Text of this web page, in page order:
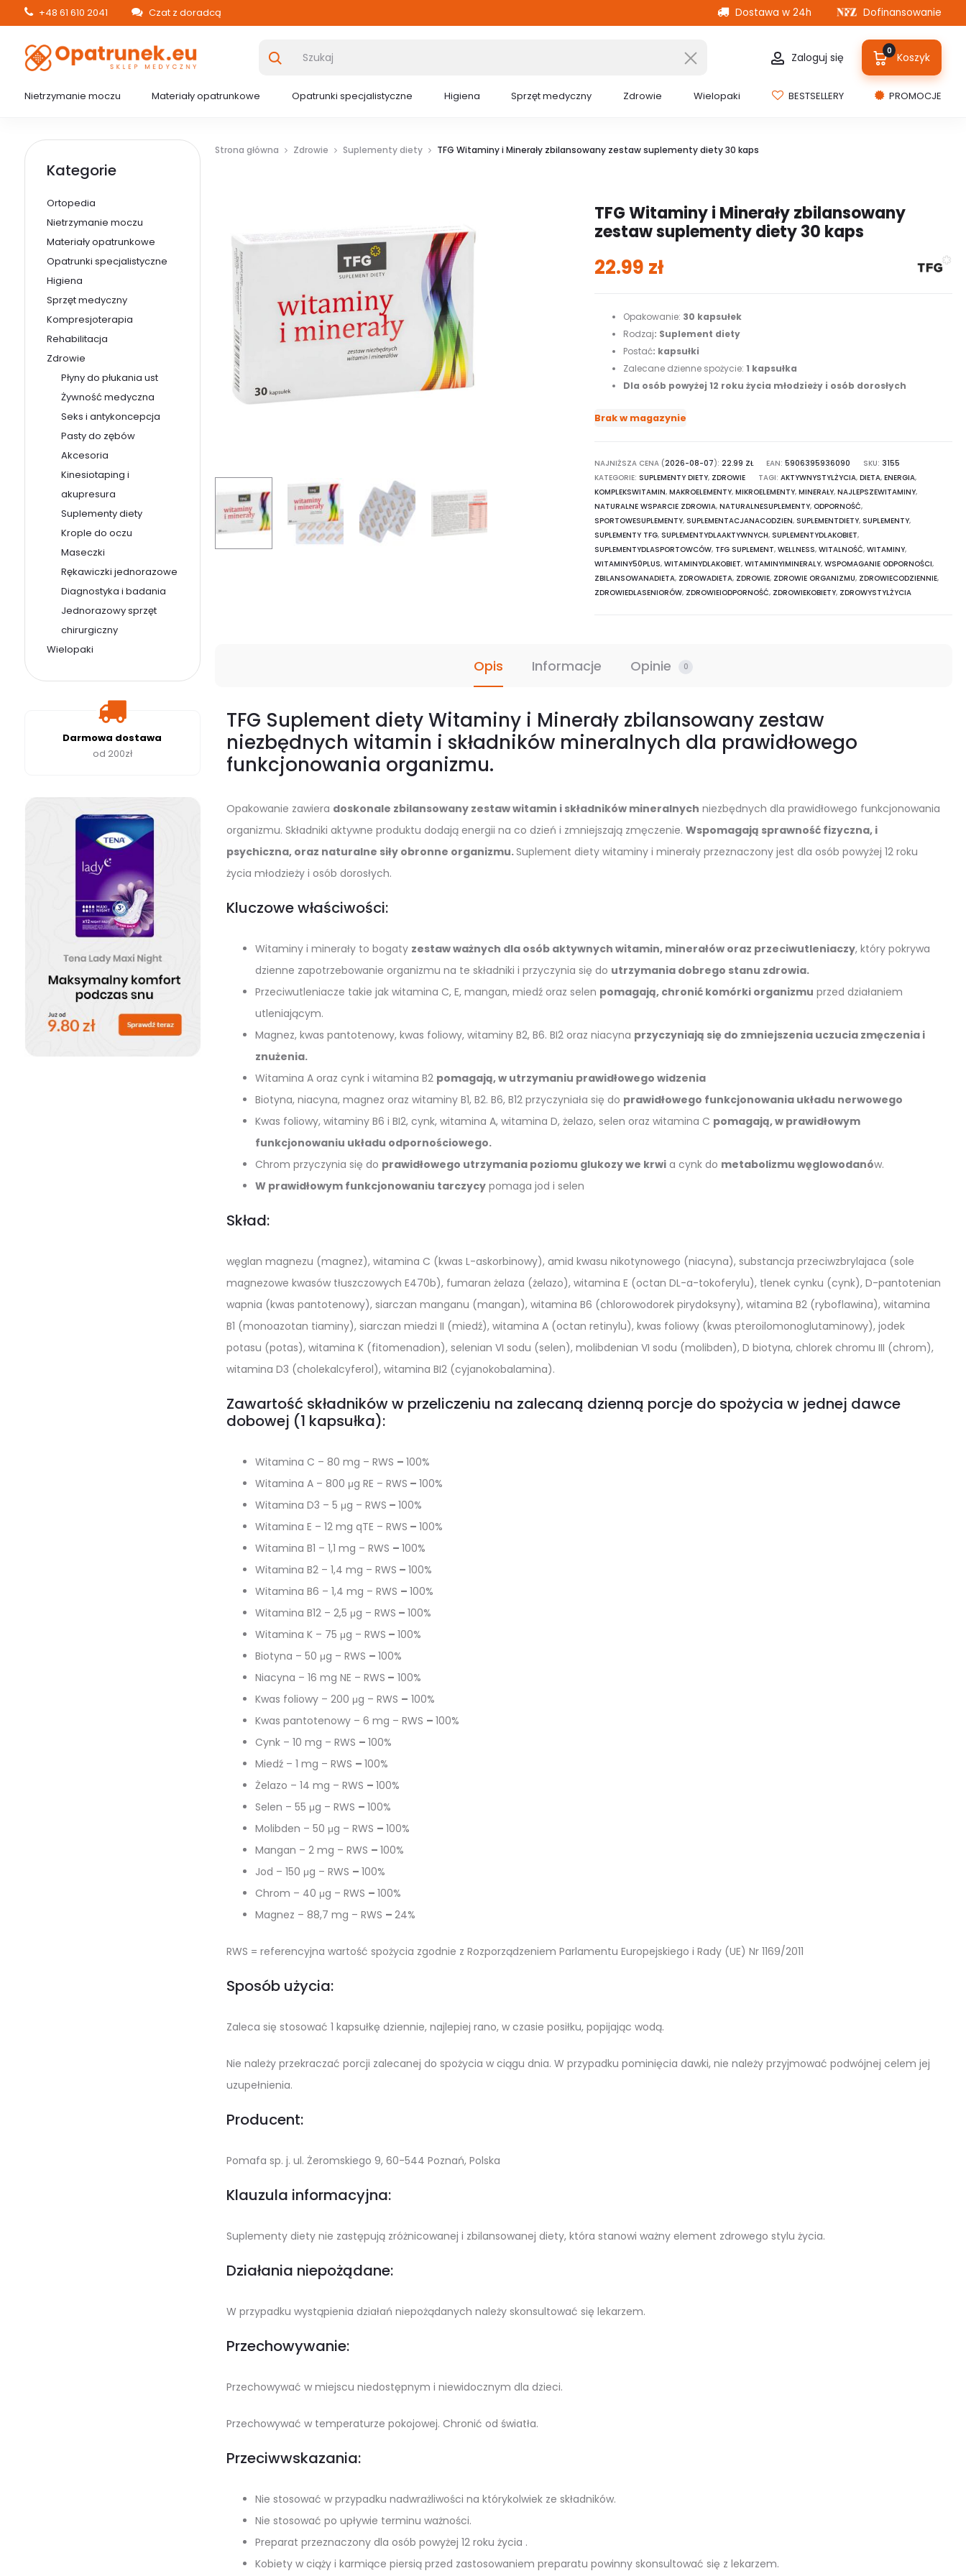
+48 61 610 2041 Czat z doradcą Dostawa w 24h Dofinansowanie
Zaloguj się 0 Koszyk
Nietrzymanie moczu Materiały opatrunkowe Opatrunki specjalistyczne Higiena Sprzęt medyczny Zdrowie Wielopaki BESTSELLERY PROMOCJE
Strona główna Zdrowie Suplementy diety TFG Witaminy i Minerały zbilansowany zestaw suplementy diety 30 kaps
TFG Witaminy i Minerały zbilansowany
zestaw suplementy diety 30 kaps
22.99 zł
Opakowanie: 30 kapsułek
Rodzaj: Suplement diety
Postać: kapsułki
Zalecane dzienne spożycie: 1 kapsułka
Dla osób powyżej 12 roku życia młodzieży i osób dorosłych
Brak w magazynie
NAJNIŻSZA CENA (2026-08-07): 22.99 ZŁ EAN: 5906395936090 SKU: 3155
KATEGORIE: SUPLEMENTY DIETY, ZDROWIE TAGI: AKTYWNYSTYLŻYCIA, DIETA, ENERGIA,
KOMPLEKSWITAMIN, MAKROELEMENTY, MIKROELEMENTY, MINERAŁY, NAJLEPSZEWITAMINY,
NATURALNE WSPARCIE ZDROWIA, NATURALNESUPLEMENTY, ODPORNOŚĆ,
SPORTOWESUPLEMENTY, SUPLEMENTACJANACODZIEN, SUPLEMENTDIETY, SUPLEMENTY,
SUPLEMENTY TFG, SUPLEMENTYDLAAKTYWNYCH, SUPLEMENTYDLAKOBIET,
SUPLEMENTYDLASPORTOWCÓW, TFG SUPLEMENT, WELLNESS, WITALNOŚĆ, WITAMINY,
WITAMINY50PLUS, WITAMINYDLAKOBIET, WITAMINYIMINERALY, WSPOMAGANIE ODPORNOŚCI,
ZBILANSOWANADIETA, ZDROWADIETA, ZDROWIE, ZDROWIE ORGANIZMU, ZDROWIECODZIENNIE,
ZDROWIEDLASENIORÓW, ZDROWIEIODPORNOŚĆ, ZDROWIEKOBIETY, ZDROWYSTYLŻYCIA
Opis Informacje Opinie 0
TFG Suplement diety Witaminy i Minerały zbilansowany zestaw
niezbędnych witamin i składników mineralnych dla prawidłowego
funkcjonowania organizmu.
Opakowanie zawiera doskonale zbilansowany zestaw witamin i składników mineralnych niezbędnych dla prawidłowego funkcjonowania
organizmu. Składniki aktywne produktu dodają energii na co dzień i zmniejszają zmęczenie. Wspomagają sprawność fizyczna, i
psychiczna, oraz naturalne siły obronne organizmu.Suplement diety witaminy i minerały przeznaczony jest dla osób powyżej 12 roku
życia młodzieży i osób dorosłych.
Kluczowe właściwości:
Witaminy i minerały to bogaty zestaw ważnych dla osób aktywnych witamin, minerałów oraz przeciwutleniaczy, który pokrywa
dzienne zapotrzebowanie organizmu na te składniki i przyczynia się do utrzymania dobrego stanu zdrowia.
Przeciwutleniacze takie jak witamina C, E, mangan, miedź oraz selen pomagają, chronić komórki organizmu przed działaniem
utleniającym.
Magnez, kwas pantotenowy, kwas foliowy, witaminy B2, B6. BI2 oraz niacyna przyczyniają się do zmniejszenia uczucia zmęczenia i
znużenia.
Witamina A oraz cynk i witamina B2 pomagają, w utrzymaniu prawidłowego widzenia
Biotyna, niacyna, magnez oraz witaminy B1, B2. B6, B12 przyczyniała się do prawidłowego funkcjonowania układu nerwowego
Kwas foliowy, witaminy B6 i BI2, cynk, witamina A, witamina D, żelazo, selen oraz witamina C pomagają, w prawidłowym
funkcjonowaniu układu odpornościowego.
Chrom przyczynia się do prawidłowego utrzymania poziomu glukozy we krwia cynk do metabolizmu węglowodanów.
W prawidłowym funkcjonowaniu tarczycypomaga jod i selen
Skład:
węglan magnezu (magnez), witamina C (kwas L-askorbinowy), amid kwasu nikotynowego (niacyna), substancja przeciwzbrylajaca (sole
magnezowe kwasów tłuszczowych E470b), fumaran żelaza (żelazo), witamina E (octan DL-a-tokoferylu), tlenek cynku (cynk), D-pantotenian
wapnia (kwas pantotenowy), siarczan manganu (mangan), witamina B6 (chlorowodorek pirydoksyny), witamina B2 (ryboflawina), witamina
B1 (monoazotan tiaminy), siarczan miedzi II (miedź), witamina A (octan retinylu), kwas foliowy (kwas pteroilomonoglutaminowy), jodek
potasu (potas), witamina K (fitomenadion), selenian VI sodu (selen), molibdenian VI sodu (molibden), D biotyna, chlorek chromu III (chrom),
witamina D3 (cholekalcyferol), witamina BI2 (cyjanokobalamina).
Zawartość składników w przeliczeniu na zalecaną dzienną porcje do spożycia w jednej dawce
dobowej (1 kapsułka):
Witamina C – 80 mg – RWS – 100%
Witamina A – 800 μg RE – RWS – 100%
Witamina D3 – 5 μg – RWS – 100%
Witamina E – 12 mg qTE – RWS – 100%
Witamina B1 – 1,1 mg – RWS – 100%
Witamina B2 – 1,4 mg – RWS – 100%
Witamina B6 – 1,4 mg – RWS – 100%
Witamina B12 – 2,5 μg – RWS – 100%
Witamina K – 75 μg – RWS – 100%
Biotyna – 50 μg – RWS – 100%
Niacyna – 16 mg NE – RWS – 100%
Kwas foliowy – 200 μg – RWS – 100%
Kwas pantotenowy – 6 mg – RWS – 100%
Cynk – 10 mg – RWS – 100%
Miedź – 1 mg – RWS – 100%
Żelazo – 14 mg – RWS – 100%
Selen – 55 μg – RWS – 100%
Molibden – 50 μg – RWS – 100%
Mangan – 2 mg – RWS – 100%
Jod – 150 μg – RWS – 100%
Chrom – 40 μg – RWS – 100%
Magnez – 88,7 mg – RWS – 24%
RWS = referencyjna wartość spożycia zgodnie z Rozporządzeniem Parlamentu Europejskiego i Rady (UE) Nr 1169/2011
Sposób użycia:
Zaleca się stosować 1 kapsułkę dziennie, najlepiej rano, w czasie posiłku, popijając wodą.
Nie należy przekraczać porcji zalecanej do spożycia w ciągu dnia. W przypadku pominięcia dawki, nie należy przyjmować podwójnej celem jej
uzupełnienia.
Producent:
Pomafa sp. j. ul. Żeromskiego 9, 60-544 Poznań, Polska
Klauzula informacyjna:
Suplementy diety nie zastępują zróżnicowanej i zbilansowanej diety, która stanowi ważny element zdrowego stylu życia.
Działania niepożądane:
W przypadku wystąpienia działań niepożądanych należy skonsultować się lekarzem.
Przechowywanie:
Przechowywać w miejscu niedostępnym i niewidocznym dla dzieci.
Przechowywać w temperaturze pokojowej. Chronić od światła.
Przeciwwskazania:
Nie stosować w przypadku nadwrażliwości na którykolwiek ze składników.
Nie stosować po upływie terminu ważności.
Preparat przeznaczony dla osób powyżej 12 roku życia .
Kobiety w ciąży i karmiące piersią przed zastosowaniem preparatu powinny skonsultować się z lekarzem.
Kategorie
Ortopedia
Nietrzymanie moczu
Materiały opatrunkowe
Opatrunki specjalistyczne
Higiena
Sprzęt medyczny
Kompresjoterapia
Rehabilitacja
Zdrowie
Płyny do płukania ust
Żywność medyczna
Seks i antykoncepcja
Pasty do zębów
Akcesoria
Kinesiotaping i
akupresura
Suplementy diety
Krople do oczu
Maseczki
Rękawiczki jednorazowe
Diagnostyka i badania
Jednorazowy sprzęt
chirurgiczny
Wielopaki
Darmowa dostawa
od 200zł